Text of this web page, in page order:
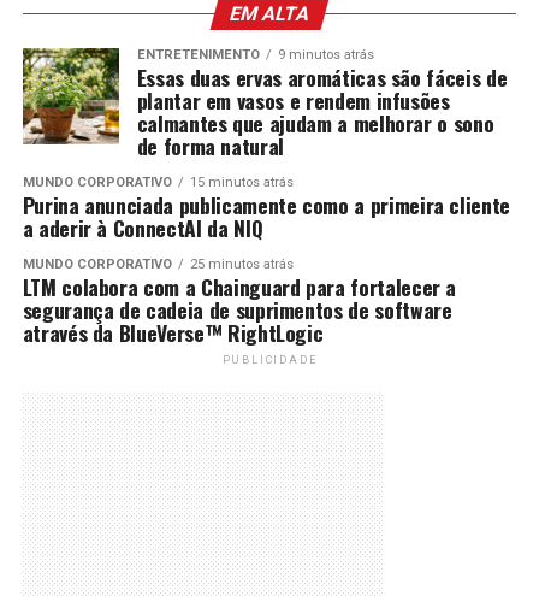
EM ALTA
ENTRETENIMENTO 9 minutos atrás
Essas duas ervas aromáticas são fáceis de
plantar em vasos e rendem infusões
calmantes que ajudam a melhorar o sono
de forma natural
MUNDO CORPORATIVO 15 minutos atrás
Purina anunciada publicamente como a primeira cliente
a aderir à ConnectAI da NIQ
MUNDO CORPORATIVO 25 minutos atrás
LTM colabora com a Chainguard para fortalecer a
segurança de cadeia de suprimentos de software
através da BlueVerse™ RightLogic
PUBLICIDADE